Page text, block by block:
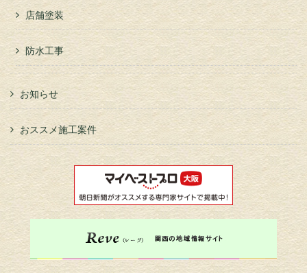
店舗塗装
防水工事
お知らせ
おススメ施工案件